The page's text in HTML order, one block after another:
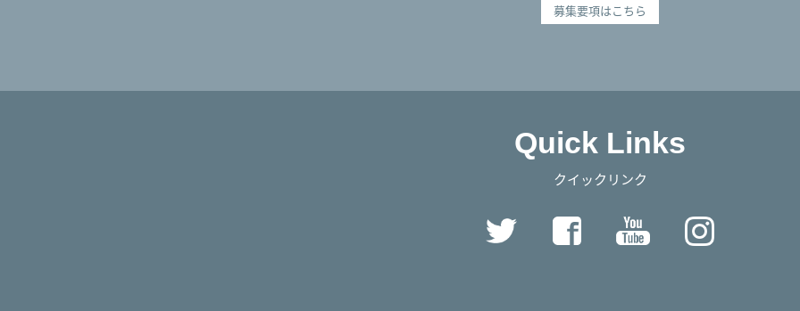
募集要項はこちら
Quick Links
クイックリンク
Twitter FacebookYouTube